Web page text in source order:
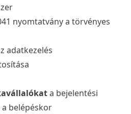
nyomtatvány a törvényes
adatkezelés
a bejelentési
belépéskor